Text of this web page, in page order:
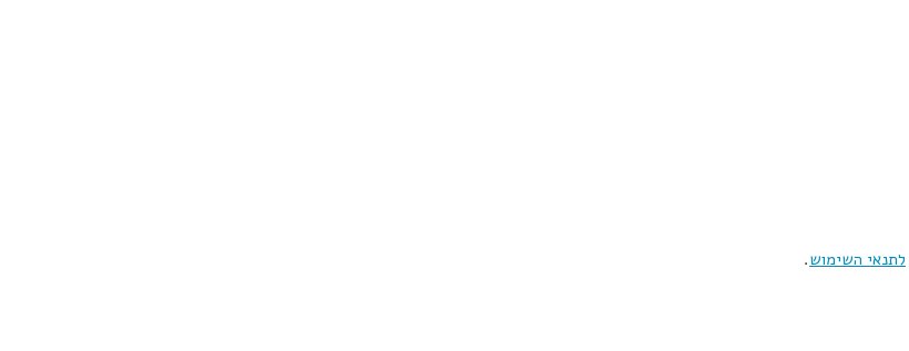
לתנאי השימוש.